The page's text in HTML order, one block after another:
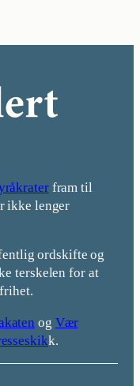
fram til
ikke lenger
ordskifte og
terskelen for at
og Vær
k.